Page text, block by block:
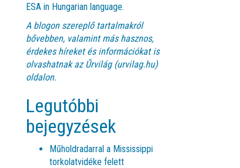
ESA in Hungarian language.
A blogon szereplő tartalmakról
bővebben, valamint más hasznos,
érdekes híreket és információkat is
olvashatnak azŰrvilág (urvilag.hu)
oldalon.
Legutóbbi
bejegyzések
Műholdradarral a Mississippi
torkolatvidéke felett